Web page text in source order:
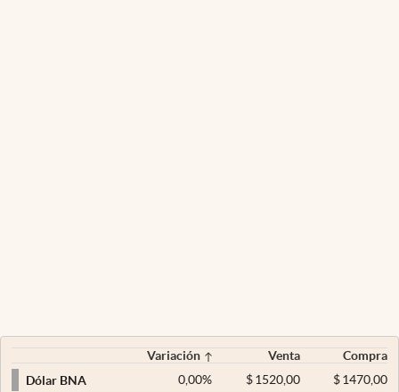
Variación Venta
Compra
Dólar BNA
0,00% $ 1520,00 $1470,00